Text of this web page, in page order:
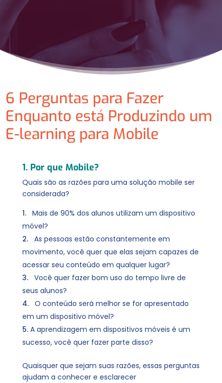
6 Perguntas para Fazer
Enquanto está Produzindo um
E-learning para Mobile
1. Por que Mobile?
Quais são as razões para uma solução mobile ser
considerada?
Mais de 90% dos alunos utilizam um dispositivo
móvel?
As pessoas estão constantemente em
movimento, você quer que elas sejam capazes de
acessar seu conteúdo em qualquer lugar?
Você quer fazer bom uso do tempo livre de
seus alunos?
O conteúdo será melhor se for apresentado
em um dispositivo móvel?
A aprendizagem em dispositivos móveis é um
sucesso, você quer fazer parte disso?
Quaisquer que sejam suas razões, essas perguntas
ajudam a conhecer e esclarecer